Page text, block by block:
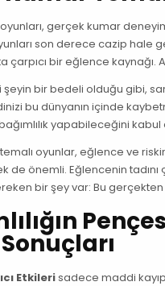
gerçek kumar
son derece cazip hale
çarpıcı bir eğlence
bir bedeli olduğu gibi,
bu dünyanın içinde
yapabileceğini
oyunlar, eğlence ve
de önemli. Eğlencenin tadını
bir şey var: Bu
Sonuçları
Etkilerisadece maddi